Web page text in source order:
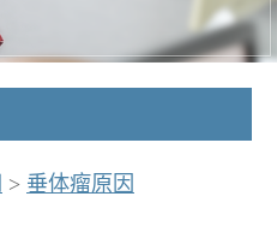
> 垂体瘤原因